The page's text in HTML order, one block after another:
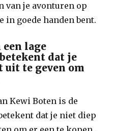
van je avonturen op
in goede handen bent.
een lage
dat je
uit te geven om
Kewi Boten is de
dat je niet diep